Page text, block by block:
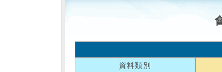
資料類別